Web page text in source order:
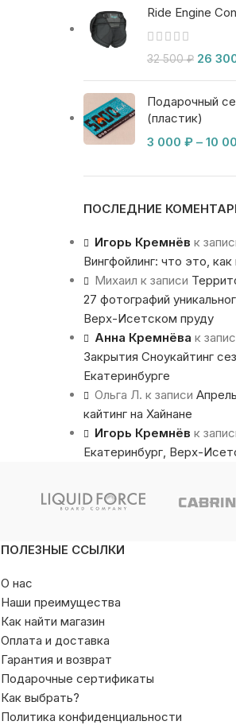
Ride Engine
32 500₽ 26
Подарочный
(пластик)
3 000 ₽ – 10
ПОСЛЕДНИЕ
Игорь Кремнёв к
Вингфойлинг: что это, как
Михаил к записи
27 фотографий
Верх-Исетском пруду
Анна Кремнёва к
Закрытия Сноукайтинг
Екатеринбурге
Ольга Л. к записи
кайтинг на Хайнане
Игорь Кремнёв к
Екатеринбург, Верх-
ПОЛЕЗНЫЕ ССЫЛКИ
О нас
Наши преимущества
Как найти магазин
Оплата и доставка
Гарантия и возврат
Подарочные сертификаты
Как выбрать?
Политика конфиденциальности